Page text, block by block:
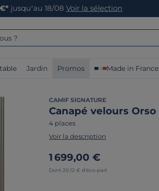
jusqu’au 18/08 Voir la sélection
?
Jardin Promos Made in France
CAMIF SIGNATURE
Canapé velours Orso
4 places
Voir la description
1 699,00 €
Dont 20,12 € d'éco-part